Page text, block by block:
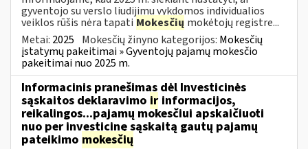
gyventojo su verslo liudijimu vykdomos individualios
veiklos rūšis nėra tapati Mokesčių mokėtojų registre...
Metai: 2025 Mokesčių žinyno kategorijos: Mokesčių
įstatymų pakeitimai » Gyventojų pajamų mokesčio
pakeitimai nuo 2025 m.
Informacinis pranešimas dėl Investicinės
sąskaitos deklaravimo ir informacijos,
reikalingos...pajamų mokesčiui apskaičiuoti
nuo per investicinę sąskaitą gautų pajamų
pateikimo mokesčių